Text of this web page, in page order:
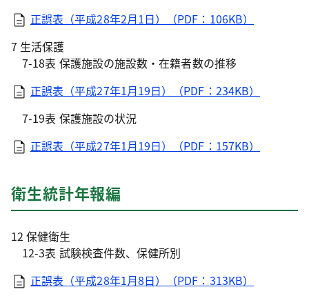
正誤表（平成28年2月1日）（PDF：106KB）
7 生活保護
7-18表 保護施設の施設数・在籍者数の推移
正誤表（平成27年1月19日）（PDF：234KB）
7-19表 保護施設の状況
正誤表（平成27年1月19日）（PDF：157KB）
衛生統計年報編
12 保健衛生
12-3表 試験検査件数、保健所別
正誤表（平成28年1月8日）（PDF：313KB）